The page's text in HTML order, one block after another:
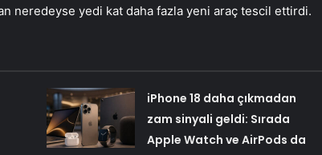
neredeyse yedi kat daha fazla yeni araç tescil ettirdi.
iPhone 18 daha çıkmadan
zam sinyali geldi: Sırada
Apple Watch ve AirPods da